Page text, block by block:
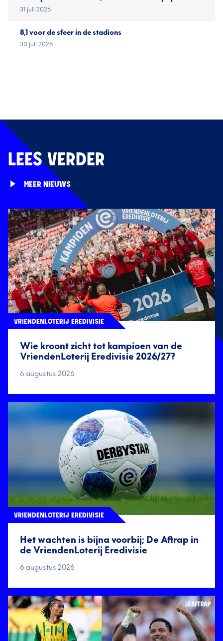
31 juli 2026
8,1 voor de sfeer in de stadions
30 juli 2026
LEES VERDER
MEER NIEUWS
Wie kroont zicht tot kampioen van de
VriendenLoterij Eredivisie 2026/27?
VRIENDENLOTERIJ EREDIVISIE
6 augustus 2026
Het wachten is bijna voorbij; De Aftrap in
de VriendenLoterij Eredivisie
VRIENDENLOTERIJ EREDIVISIE
6 augustus 2026